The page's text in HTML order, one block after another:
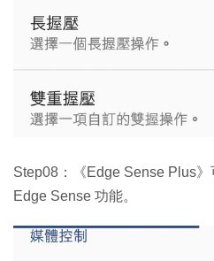
Step08：《Edge Sense Plus》
Edge Sense 功能。